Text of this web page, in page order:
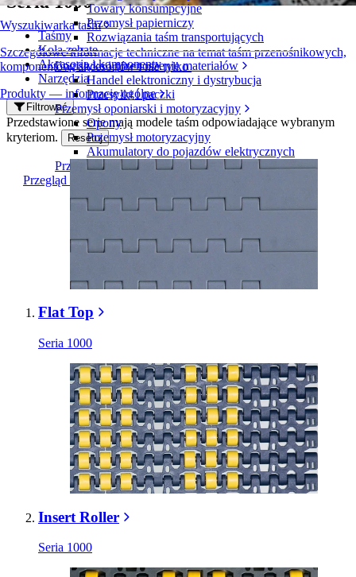
Wyszukiwarka taśm
Szczegółowe informacje techniczne na temat taśm przenośnikowych,
komponentów, akcesoriów i nie tylko
Produkty — informacje ogólne
Towary konsumpcyjne
Przemysł papierniczy
Rozwiązania taśm transportujących
Logistyka i przenoszenie materiałów
Handel elektroniczny i dystrybucja
Przesyłki i paczki
Przemysł oponiarski i motoryzacyjny
Opony
Przemysł motoryzacyjny
Akumulatory do pojazdów elektrycznych
Przemysł
Przegląd branż
Taśmy
Koła zębate
Akcesoria i komponenty
Narzędzia
Filtrować
Przedstawione serie mają modele taśm odpowiadające wybranym
kryteriom.
Resetuj
Flat Top
Seria 1000
Insert Roller
Seria 1000